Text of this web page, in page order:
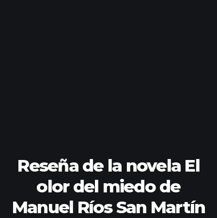
Reseña de la novela El
olor del miedo de
Manuel Ríos San Martín